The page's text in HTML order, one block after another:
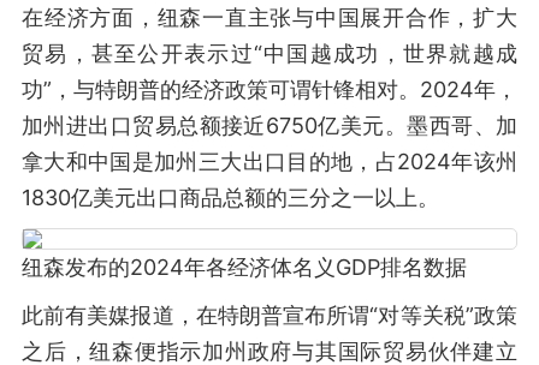
在经济方面，纽森一直主张与中国展开合作，扩大
贸易，甚至公开表示过“中国越成功，世界就越成
功”，与特朗普的经济政策可谓针锋相对。2024年，
加州进出口贸易总额接近6750亿美元。墨西哥、加
拿大和中国是加州三大出口目的地，占2024年该州
1830亿美元出口商品总额的三分之一以上。
纽森发布的2024年各经济体名义GDP排名数据
此前有美媒报道，在特朗普宣布所谓“对等关税”政策
之后，纽森便指示加州政府与其国际贸易伙伴建立